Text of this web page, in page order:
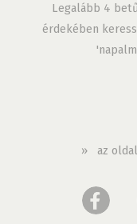
Legalább 4
érdekében
» az